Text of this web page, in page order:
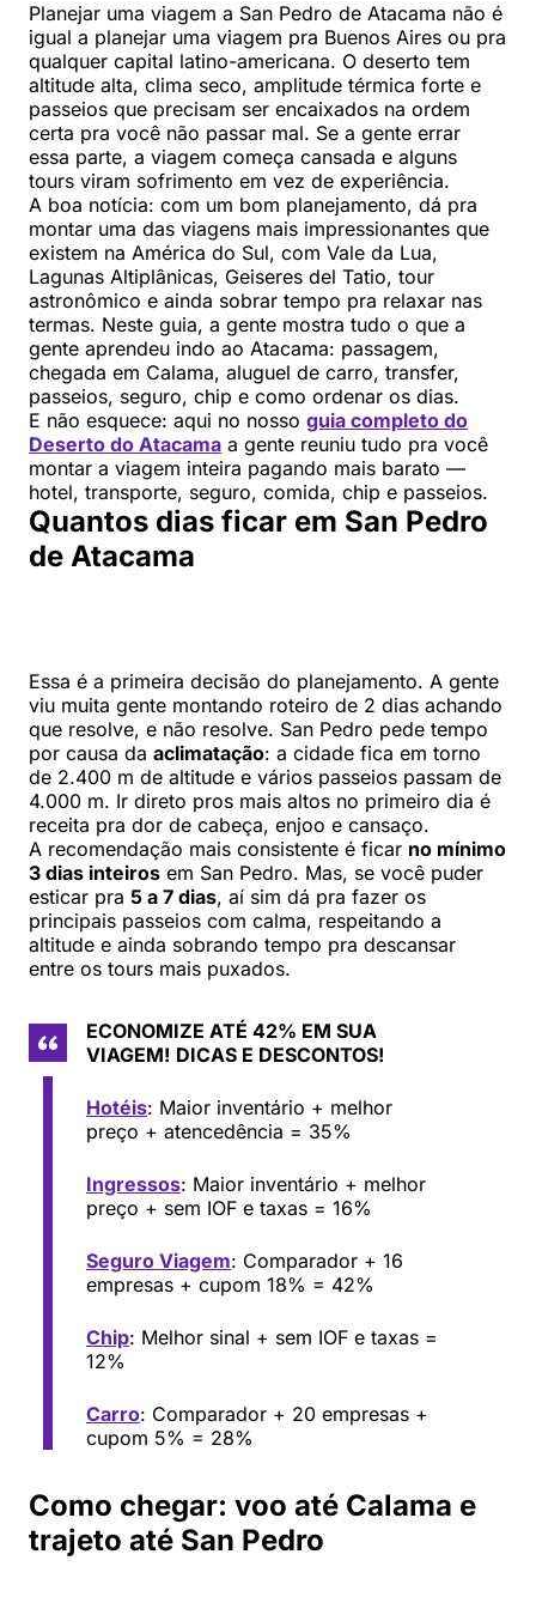
Planejar uma viagem a San Pedro de Atacama não é
igual a planejar uma viagem pra Buenos Aires ou pra
qualquer capital latino-americana. O deserto tem
altitude alta, clima seco, amplitude térmica forte e
passeios que precisam ser encaixados na ordem
certa pra você não passar mal. Se a gente errar
essa parte, a viagem começa cansada e alguns
tours viram sofrimento em vez de experiência.
A boa notícia: com um bom planejamento, dá pra
montar uma das viagens mais impressionantes que
existem na América do Sul, com Vale da Lua,
Lagunas Altiplânicas, Geiseres del Tatio, tour
astronômico e ainda sobrar tempo pra relaxar nas
termas. Neste guia, a gente mostra tudo o que a
gente aprendeu indo ao Atacama: passagem,
chegada em Calama, aluguel de carro, transfer,
passeios, seguro, chip e como ordenar os dias.
E não esquece: aqui no nosso guia completo do
Deserto do Atacama a gente reuniu tudo pra você
montar a viagem inteira pagando mais barato —
hotel, transporte, seguro, comida, chip e passeios.
Quantos dias ficar em San Pedro
de Atacama
Essa é a primeira decisão do planejamento. A gente
viu muita gente montando roteiro de 2 dias achando
que resolve, e não resolve. San Pedro pede tempo
por causa da aclimatação: a cidade fica em torno
de 2.400 m de altitude e vários passeios passam de
4.000 m. Ir direto pros mais altos no primeiro dia é
receita pra dor de cabeça, enjoo e cansaço.
A recomendação mais consistente é ficar no mínimo
3 dias inteiros em San Pedro. Mas, se você puder
esticar pra 5 a 7 dias, aí sim dá pra fazer os
principais passeios com calma, respeitando a
altitude e ainda sobrando tempo pra descansar
entre os tours mais puxados.
ECONOMIZE ATÉ 42% EM SUA
VIAGEM! DICAS E DESCONTOS!
Hotéis: Maior inventário + melhor
preço + atencedência = 35%
Ingressos: Maior inventário + melhor
preço + sem IOF e taxas = 16%
Seguro Viagem: Comparador + 16
empresas + cupom 18% = 42%
Chip: Melhor sinal + sem IOF e taxas =
12%
Carro: Comparador + 20 empresas +
cupom 5% = 28%
Como chegar: voo até Calama e
trajeto até San Pedro